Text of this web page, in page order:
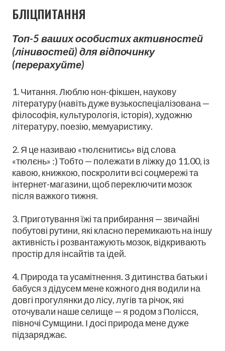
БЛІЦПИТАННЯ
Топ-5 ваших особистих активностей
(лінивостей) для відпочинку
(перерахуйте)
1. Читання. Люблю нон-фікшен, наукову
літературу (навіть дуже вузькоспеціалізована —
філософія, культурологія, історія), художню
літературу, поезію, мемуаристику.
2. Я це називаю «тюлєнитись» від слова
«тюлєнь» :) Тобто — полежати в ліжку до 11.00, із
кавою, книжкою, поскролити всі соцмережі та
інтернет-магазини, щоб переключити мозок
після важкого тижня.
3. Приготування їжі та прибирання — звичайні
побутові рутини, які класно перемикають на іншу
активність і розвантажують мозок, відкривають
простір для інсайтів та ідей.
4. Природа та усамітнення. З дитинства батьки і
бабуся з дідусем мене кожного дня водили на
довгі прогулянки до лісу, лугів та річок, які
оточували наше селище — я родом з Полісся,
півночі Сумщини. І досі природа мене дуже
підзаряджає.